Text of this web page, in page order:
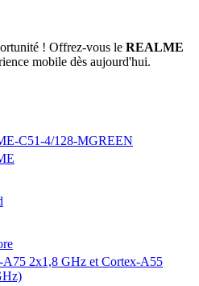
! Offrez-vous le REALME
mobile dès aujourd'hui.
C51-4/128-MGREEN
A75 2x1,8 GHz et Cortex-A55